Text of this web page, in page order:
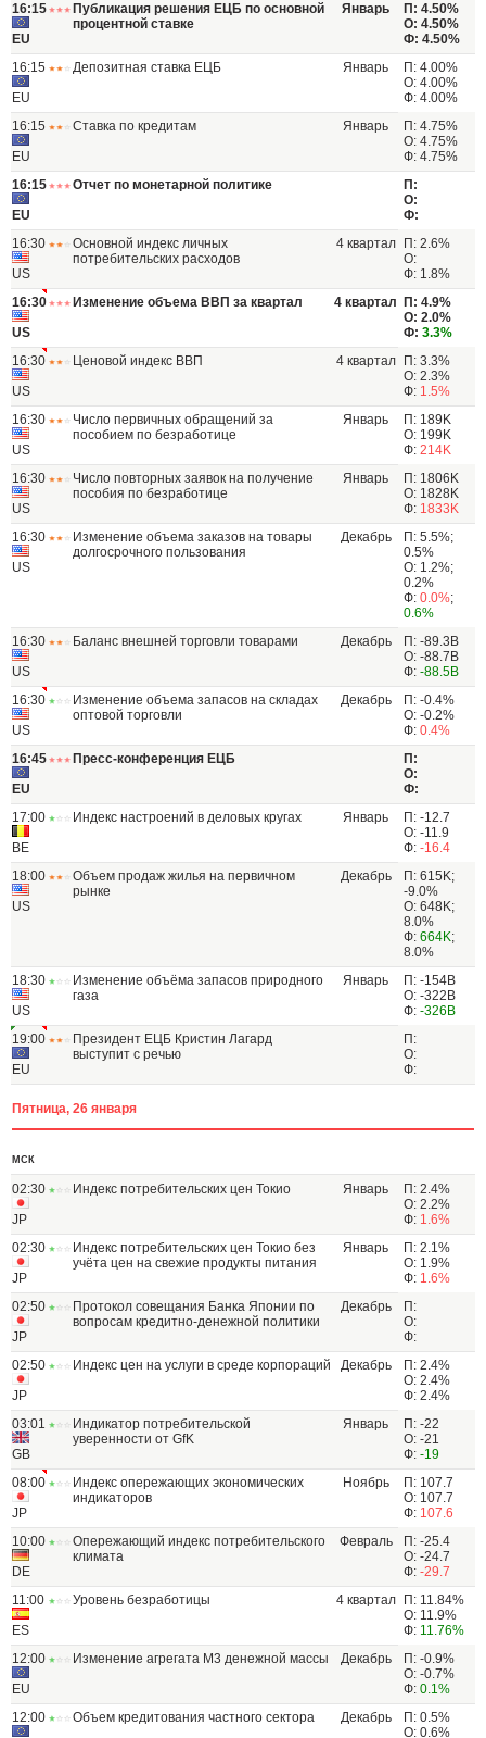
16:15
EU
Публикация решения ЕЦБ по основной
процентной ставке
Январь
П: 4.50%
О: 4.50%
Ф: 4.50%
16:15
EU
Депозитная ставка ЕЦБ Январь
П: 4.00%
О: 4.00%
Ф: 4.00%
16:15
EU
Ставка по кредитам Январь
П: 4.75%
О: 4.75%
Ф: 4.75%
16:15
EU
Отчет по монетарной политике
П:
О:
Ф:
16:30
US
Основной индекс личных
потребительских расходов
4 квартал
П: 2.6%
О:
Ф: 1.8%
16:30
US
Изменение объема ВВП за квартал 4 квартал
П: 4.9%
О: 2.0%
Ф: 3.3%
16:30
US
Ценовой индекс ВВП 4 квартал
П: 3.3%
О: 2.3%
Ф: 1.5%
16:30
US
Число первичных обращений за
пособием по безработице
Январь
П: 189K
О: 199K
Ф: 214K
16:30
US
Число повторных заявок на получение
пособия по безработице
Январь
П: 1806K
О: 1828K
Ф: 1833K
16:30
US
Изменение объема заказов на товары
долгосрочного пользования
Декабрь
П: 5.5%;
0.5%
О: 1.2%;
0.2%
Ф: 0.0%;
0.6%
16:30
US
Баланс внешней торговли товарами Декабрь
П: -89.3B
О: -88.7B
Ф: -88.5B
16:30
US
Изменение объема запасов на складах
оптовой торговли
Декабрь
П: -0.4%
О: -0.2%
Ф: 0.4%
16:45
EU
Пресс-конференция ЕЦБ
П:
О:
Ф:
17:00
BE
Индекс настроений в деловых кругах Январь
П: -12.7
О: -11.9
Ф: -16.4
18:00
US
Объем продаж жилья на первичном
рынке
Декабрь
П: 615K;
-9.0%
О: 648K;
8.0%
Ф: 664K;
8.0%
18:30
US
Изменение объёма запасов природного
газа
Январь
П: -154B
О: -322B
Ф: -326B
19:00
EU
Президент ЕЦБ Кристин Лагард
выступит с речью
П:
О:
Ф:
Пятница, 26 января
МСК
02:30
JP
Индекс потребительских цен Токио Январь
П: 2.4%
О: 2.2%
Ф: 1.6%
02:30
JP
Индекс потребительских цен Токио без
учёта цен на свежие продукты питания
Январь
П: 2.1%
О: 1.9%
Ф: 1.6%
02:50
JP
Протокол совещания Банка Японии по
вопросам кредитно-денежной политики
Декабрь
П:
О:
Ф:
02:50
JP
Индекс цен на услуги в среде корпораций Декабрь
П: 2.4%
О: 2.4%
Ф: 2.4%
03:01
GB
Индикатор потребительской
уверенности от GfK
Январь
П: -22
О: -21
Ф: -19
08:00
JP
Индекс опережающих экономических
индикаторов
Ноябрь
П: 107.7
О: 107.7
Ф: 107.6
10:00
DE
Опережающий индекс потребительского
климата
Февраль
П: -25.4
О: -24.7
Ф: -29.7
11:00
ES
Уровень безработицы 4 квартал
П: 11.84%
О: 11.9%
Ф: 11.76%
12:00
EU
Изменение агрегата М3 денежной массы Декабрь
П: -0.9%
О: -0.7%
Ф: 0.1%
12:00
Объем кредитования частного сектора Декабрь
П: 0.5%
О: 0.6%